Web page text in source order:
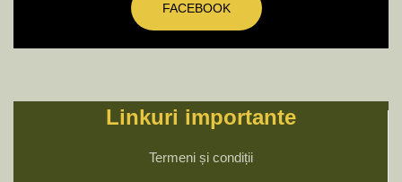
FACEBOOK
Linkuri importante
Termeni și condiții